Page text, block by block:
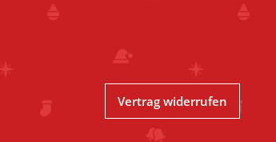
Vertrag widerrufen